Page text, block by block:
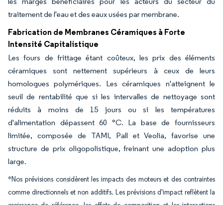
traitement de l'eau et des eaux usées par membrane.
Fabrication de Membranes Céramiques à Forte
Intensité Capitalistique
Les fours de frittage étant coûteux, les prix des éléments
céramiques sont nettement supérieurs à ceux de leurs
homologues polymériques. Les céramiques n'atteignent le
seuil de rentabilité que si les intervalles de nettoyage sont
réduits à moins de 15 jours ou si les températures
d'alimentation dépassent 60 °C. La base de fournisseurs
limitée, composée de TAMI, Pall et Veolia, favorise une
structure de prix oligopolistique, freinant une adoption plus
large.
*Nos prévisions considèrent les impacts des moteurs et des contraintes
comme directionnels et non additifs. Les prévisions d'impact reflètent la